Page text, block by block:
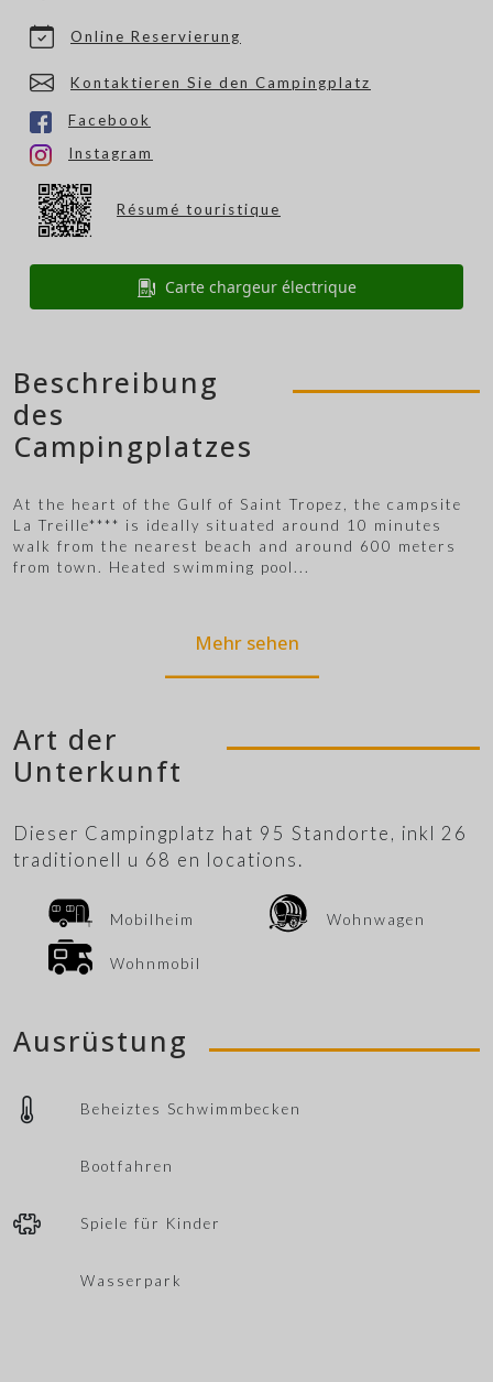
Online Reservierung
Kontaktieren Sie den Campingplatz
Facebook
Instagram
Résumé touristique
Carte chargeur électrique
Beschreibung
des
Campingplatzes
At the heart of the Gulf of Saint Tropez, the campsite
La Treille**** is ideally situated around 10 minutes
walk from the nearest beach and around 600 meters
from town. Heated swimming pool...
Mehr sehen
Art der
Unterkunft
Dieser Campingplatz hat 95 Standorte, inkl 26
traditionell u 68 en locations.
Mobilheim Wohnwagen
Wohnmobil
Ausrüstung
Beheiztes Schwimmbecken
Bootfahren
Spiele für Kinder
Wasserpark